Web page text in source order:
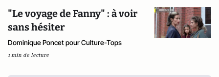
"Le voyage de Fanny" : à voir
sans hésiter
Dominique Poncet pour Culture-Tops
1 min de lecture